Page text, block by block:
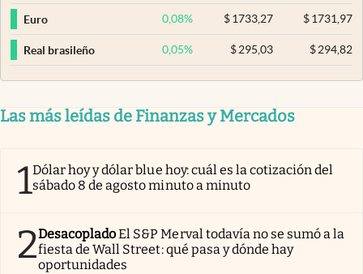
Euro 0,08% $ 1733,27 $1731,97
Real brasileño 0,05% $295,03 $294,82
Las más leídas de Finanzas y Mercados
1Dólar hoy y dólar blue hoy: cuál es la cotización del
sábado 8 de agosto minuto a minuto
2DesacopladoEl S&P Merval todavía no se sumó a la
fiesta de Wall Street: qué pasa y dónde hay
oportunidades